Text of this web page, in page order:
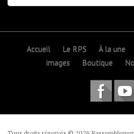
Accueil Le RPS À la une
images
Boutique